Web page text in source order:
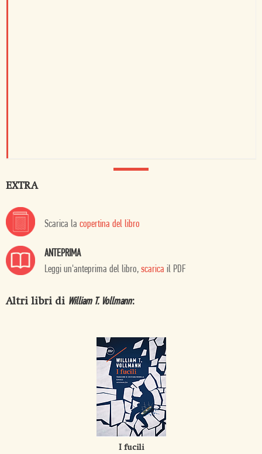
EXTRA
Scarica la copertina del libro
ANTEPRIMA
Leggi un'anteprima del libro, scarica il PDF
Altri libri di William T. Vollmann:
I fucili